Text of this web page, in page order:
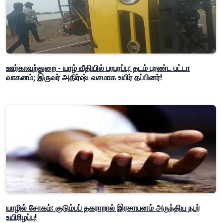
ஊர்காவற்துறை - யாழ் வீதியில் பரபரப்பு: தடம் புரண்ட பட்டா
வாகனம்; இருவர் அதிர்ஷ்டவசமாக உயிர் தப்பினர்!
யாழில் சோகம்: குடும்பப் தகராறால் இரசாயனம் அருந்திய நபர்
உயிரிழப்பு!